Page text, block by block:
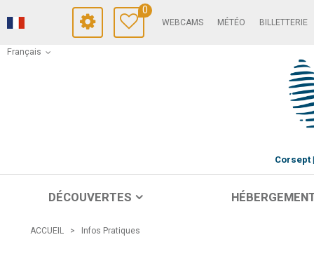
Français
0
WEBCAMS MÉTÉO BILLETTERIE
Corsept
DÉCOUVERTES
ACCUEIL > Infos Pratiques